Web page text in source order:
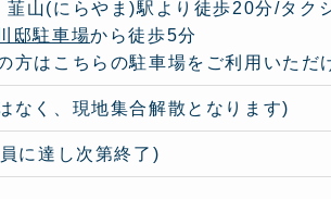
山(にらやま)駅より徒歩20分/タク
邸駐車場から徒歩5分
方はこちらの駐車場をご利用いただ
なく、現地集合解散となります)
に達し次第終了)